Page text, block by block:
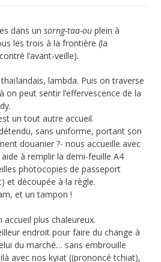
dans un sorng-taa-ou plein à
les trois à la frontière (la
l’avant-veille).
lambda. Puis on traverse
on peut sentir l’effervescence de la
un tout autre accueil.
sans uniforme, portant son
douanier ?- nous accueille avec
à remplir la demi-feuille A4
photocopies de passeport
et découpée à la règle.
et un tampon !
plus chaleureux.
endroit pour faire du change à
du marché… sans embrouille
avec nos kyiat ((prononcé tchiat),